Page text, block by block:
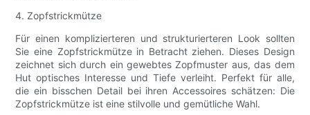
4. Zopfstrickmütze
Für einen komplizierteren und strukturierteren Look sollten
Sie eine Zopfstrickmütze in Betracht ziehen. Dieses Design
zeichnet sich durch ein gewebtes Zopfmuster aus, das dem
Hut optisches Interesse und Tiefe verleiht. Perfekt für alle,
die ein bisschen Detail bei ihren Accessoires schätzen: Die
Zopfstrickmütze ist eine stilvolle und gemütliche Wahl.